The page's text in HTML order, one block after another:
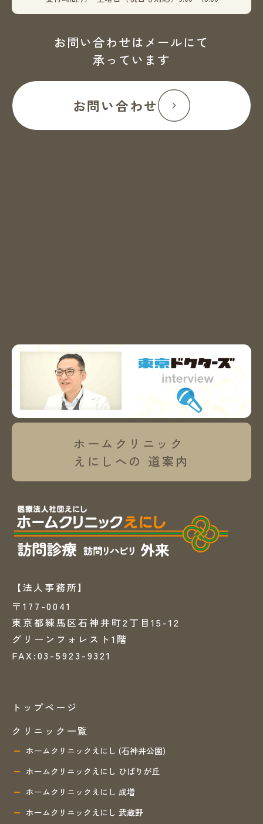
お問い合わせはメールにて
承っています
お問い合わせ
ホームクリニック
えにしへの 道案内
【法人事務所】
〒177-0041
東京都練馬区石神井町2丁目15-12
グリーンフォレスト1階
FAX:03-5923-9321
トップページ
クリニック一覧
ホームクリニックえにし (石神井公園)
ホームクリニックえにし ひばりが丘
ホームクリニックえにし 成増
ホームクリニックえにし 武蔵野